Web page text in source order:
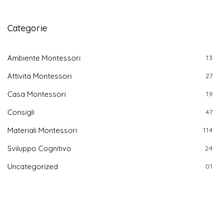
Categorie
Ambiente Montessori 13
Attivita Montessori 27
Casa Montessori 19
Consigli 47
Materiali Montessori 114
Sviluppo Cognitivo 24
Uncategorized 01